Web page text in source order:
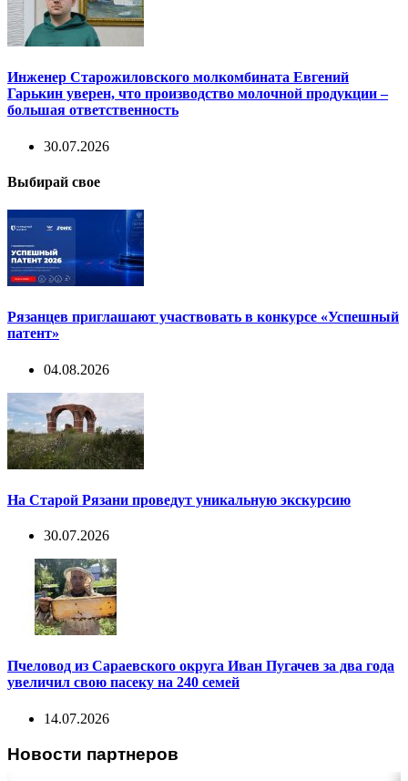
Инженер Старожиловского молкомбината Евгений
Гарькин уверен, что производство молочной продукции –
большая ответственность
30.07.2026
Выбирай свое
Рязанцев приглашают участвовать в конкурсе «Успешный
патент»
04.08.2026
На Старой Рязани проведут уникальную экскурсию
30.07.2026
Пчеловод из Сараевского округа Иван Пугачев за два года
увеличил свою пасеку на 240 семей
14.07.2026
Новости партнеров